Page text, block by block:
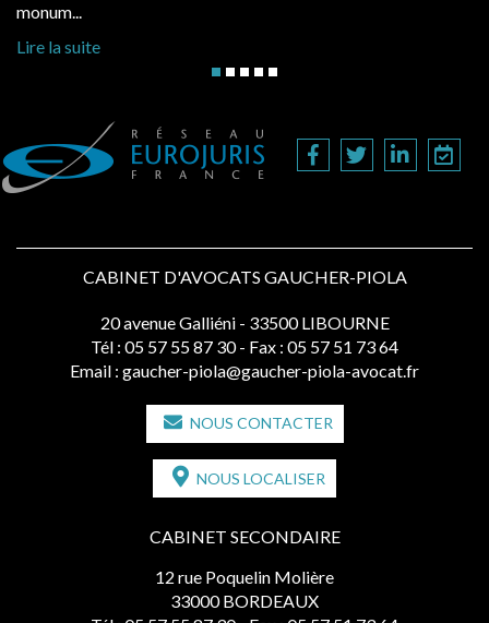
monum...
Lire la suite
CABINET D'AVOCATS GAUCHER-PIOLA
20 avenue Galliéni - 33500 LIBOURNE
Tél : 05 57 55 87 30 - Fax : 05 57 51 73 64
Email : gaucher-piola@gaucher-piola-avocat.fr
NOUS CONTACTER
NOUS LOCALISER
CABINET SECONDAIRE
12 rue Poquelin Molière
33000 BORDEAUX